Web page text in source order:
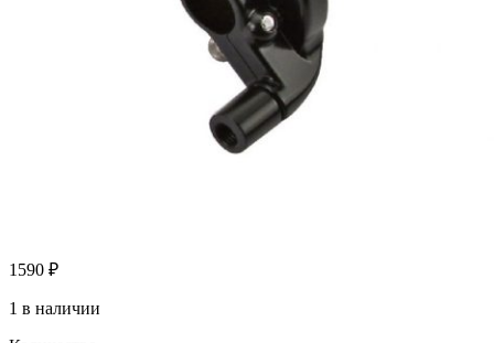
1590 ₽
1 в наличии